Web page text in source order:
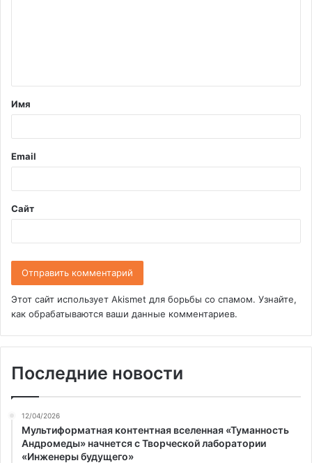
т
а
й
*
Имя
Email
Сайт
Этот сайт использует Akismet для борьбы со спамом. Узнайте,
как обрабатываются ваши данные комментариев.
Последние новости
12/04/2026
Мультиформатная контентная вселенная «Туманность
Андромеды» начнется с Творческой лаборатории
«Инженеры будущего»